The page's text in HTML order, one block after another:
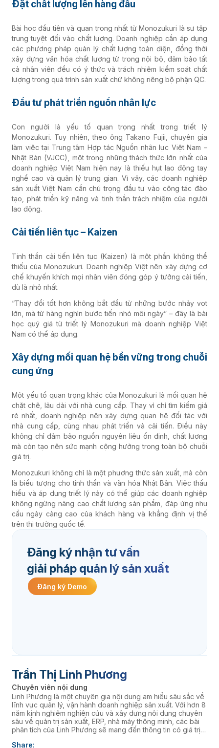
Đặt chất lượng lên hàng đầu
Bài học đầu tiên và quan trọng nhất từ Monozukuri là sự tập
trung tuyệt đối vào chất lượng. Doanh nghiệp cần áp dụng
các phương pháp quản lý chất lượng toàn diện, đồng thời
xây dựng văn hóa chất lượng từ trong nội bộ, đảm bảo tất
cả nhân viên đều có ý thức và trách nhiệm kiểm soát chất
lượng trong quá trình sản xuất chứ không riêng bộ phận QC.
Đầu tư phát triển nguồn nhân lực
Con người là yếu tố quan trọng nhất trong triết lý
Monozukuri. Tuy nhiên, theo ông Takano Fujii, chuyên gia
làm việc tại Trung tâm Hợp tác Nguồn nhân lực Việt Nam –
Nhật Bản (VJCC), một trong những thách thức lớn nhất của
doanh nghiệp Việt Nam hiện nay là thiếu hụt lao động tay
nghề cao và quản lý trung gian. Vì vậy, các doanh nghiệp
sản xuất Việt Nam cần chú trọng đầu tư vào công tác đào
tạo, phát triển kỹ năng và tinh thần trách nhiệm của người
lao động.
Cải tiến liên tục – Kaizen
Tinh thần cải tiến liên tục (Kaizen) là một phần không thể
thiếu của Monozukuri. Doanh nghiệp Việt nên xây dựng cơ
chế khuyến khích mọi nhân viên đóng góp ý tưởng cải tiến,
dù là nhỏ nhất.
“Thay đổi tốt hơn không bắt đầu từ những bước nhảy vọt
lớn, mà từ hàng nghìn bước tiến nhỏ mỗi ngày” – đây là bài
học quý giá từ triết lý Monozukuri mà doanh nghiệp Việt
Nam có thể áp dụng.
Xây dựng mối quan hệ bền vững trong chuỗi
cung ứng
Một yếu tố quan trọng khác của Monozukuri là mối quan hệ
chặt chẽ, lâu dài với nhà cung cấp. Thay vì chỉ tìm kiếm giá
rẻ nhất, doanh nghiệp nên xây dựng quan hệ đối tác với
nhà cung cấp, cùng nhau phát triển và cải tiến. Điều này
không chỉ đảm bảo nguồn nguyên liệu ổn định, chất lượng
mà còn tạo nên sức mạnh cộng hưởng trong toàn bộ chuỗi
giá trị.
Monozukuri không chỉ là một phương thức sản xuất, mà còn
là biểu tượng cho tinh thần và văn hóa Nhật Bản. Việc thấu
hiểu và áp dụng triết lý này có thể giúp các doanh nghiệp
không ngừng nâng cao chất lượng sản phẩm, đáp ứng nhu
cầu ngày càng cao của khách hàng và khẳng định vị thế
trên thị trường quốc tế.
Đăng ký nhận tư vấn
giải pháp quản lý sản xuất
Đăng ký Demo
Trần Thị Linh Phương
Chuyên viên nội dung
Linh Phương là một chuyên gia nội dung am hiểu sâu sắc về
lĩnh vực quản lý, vận hành doanh nghiệp sản xuất. Với hơn 8
năm kinh nghiệm nghiên cứu và xây dựng nội dung chuyên
sâu về quản trị sản xuất, ERP, nhà máy thông minh, các bài
phân tích của Linh Phương sẽ mang đến thông tin có giá trị
Share: